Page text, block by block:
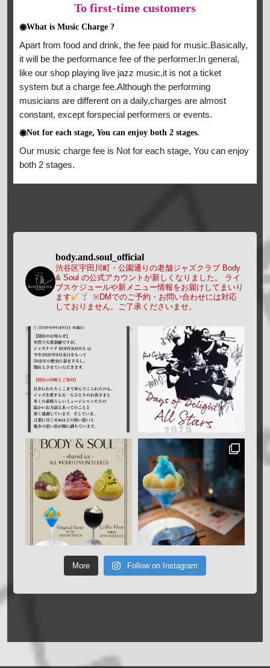
To first-time customers
◉What is Music Charge ?
Apart from food and drink, the fee paid for music.Basically,
it will be the performance fee of the performer.In general,
like our shop playing live jazz music,it is not a ticket
system but a charge fee.Although the performing
musicians are different on a daily,charges are almost
constant, except forspecial performers or events.
◉Not for each stage, You can enjoy both 2 stages.
Our music charge fee is Not for each stage, You can enjoy
both 2 stages.
body.and.soul_official
渋谷区宇田川町・公園通りの老舗ジャズクラブ Body
& Soul の公式アカウントが新しくなりました。
ライ
ブスケジュールや新メニュー情報をお届けしてまいり
ます
※DMでのご予約・お問い合わせには対応
しておりません。ご了承くださいませ。
More Follow on Instagram